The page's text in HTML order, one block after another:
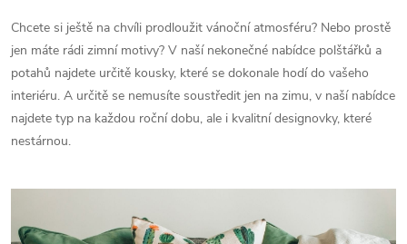
Chcete si ještě na chvíli prodloužit vánoční atmosféru? Nebo prostě
jen máte rádi zimní motivy? V naší nekonečné nabídce polštářků a
potahů najdete určitě kousky, které se dokonale hodí do vašeho
interiéru. A určitě se nemusíte soustředit jen na zimu, v naší nabídce
najdete typ na každou roční dobu, ale i kvalitní designovky, které
nestárnou.